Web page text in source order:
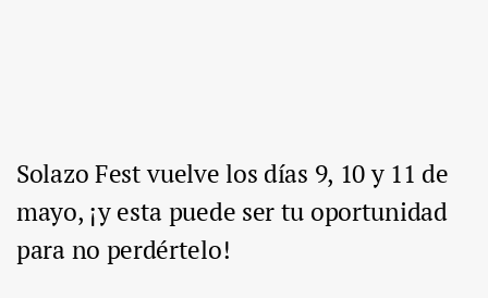
Solazo Fest vuelve los días 9, 10 y 11 de
mayo, ¡y esta puede ser tu oportunidad
para no perdértelo!